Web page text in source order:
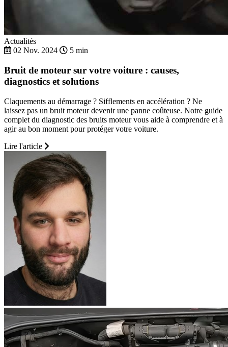
Actualités
02 Nov. 2024
5 min
Bruit de moteur sur votre voiture : causes,
diagnostics et solutions
Claquements au démarrage ? Sifflements en accélération ? Ne
laissez pas un bruit moteur devenir une panne coûteuse. Notre guide
complet du diagnostic des bruits moteur vous aide à comprendre et à
agir au bon moment pour protéger votre voiture.
Lire l'article